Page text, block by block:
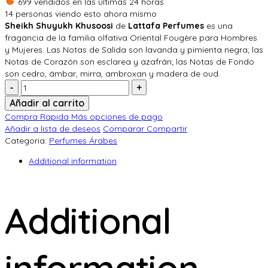
era:
$ 100.000.
es:
$ 89.900.
14 personas viendo esto ahora mismo
Sheikh Shuyukh Khusoosi de Lattafa Perfumes es una
fragancia de la familia olfativa Oriental Fougère para Hombres
y Mujeres. Las Notas de Salida son lavanda y pimienta negra; las
Notas de Corazón son esclarea y azafrán; las Notas de Fondo
son cedro, ámbar, mirra, ambroxan y madera de oud.
Cantidad:
Añadir al carrito
Compra Rapida Más opciones de pago
Añadir a lista de deseos Comparar Compartir
Categoria: Perfumes Árabes
Additional information
Additional